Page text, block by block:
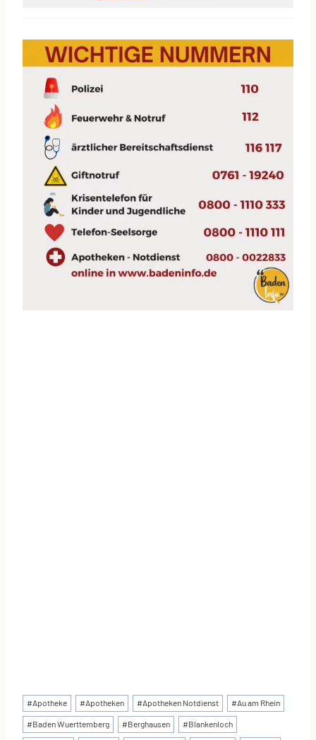
Schlagworte:
#Apotheke #Apotheken #Apotheken Notdienst #Au am Rhein
#Baden Wuerttemberg #Berghausen #Blankenloch